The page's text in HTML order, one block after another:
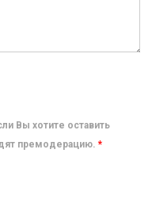
Вы хотите оставить
премодерацию. *